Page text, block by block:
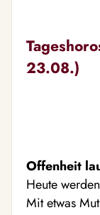
23.08.)
Offenheit
Heute
Mit etwas